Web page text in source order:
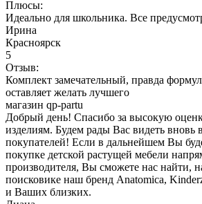
Плюсы:
Идеально для школьника. Все
Ирина
Красноярск
5
Отзыв:
Комплект замечательный, правда
оставляет желать лучшего
магазин qp-partu
Добрый день! Спасибо за высокую
изделиям. Будем рады Вас видеть вновь
покупателей! Если в дальнейшем Вы
покупке детской растущей мебели
производителя, Вы сможете нас найти,
поисковике наш бренд Anatomica,
и Ваших близких.